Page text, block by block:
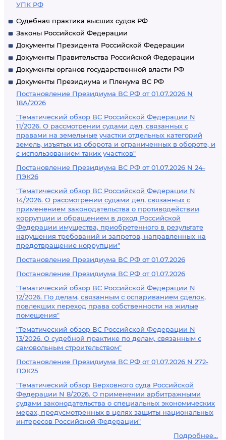
УПК РФ
Судебная практика высших судов РФ
Законы Российской Федерации
Документы Президента Российской Федерации
Документы Правительства Российской Федерации
Документы органов государственной власти РФ
Документы Президиума и Пленума ВС РФ
Постановление Президиума ВС РФ от 01.07.2026 N
18А/2026
"Тематический обзор ВС Российской Федерации N
11/2026. О рассмотрении судами дел, связанных с
правами на земельные участки отдельных категорий
земель, изъятых из оборота и ограниченных в обороте, и
с использованием таких участков"
Постановление Президиума ВС РФ от 01.07.2026 N 24-
ПЭК26
"Тематический обзор ВС Российской Федерации N
14/2026. О рассмотрении судами дел, связанных с
применением законодательства о противодействии
коррупции и обращением в доход Российской
Федерации имущества, приобретенного в результате
нарушения требований и запретов, направленных на
предотвращение коррупции"
Постановление Президиума ВС РФ от 01.07.2026
Постановление Президиума ВС РФ от 01.07.2026
"Тематический обзор ВС Российской Федерации N
12/2026. По делам, связанным с оспариванием сделок,
повлекших переход права собственности на жилые
помещения"
"Тематический обзор ВС Российской Федерации N
13/2026. О судебной практике по делам, связанным с
самовольным строительством"
Постановление Президиума ВС РФ от 01.07.2026 N 272-
ПЭК25
"Тематический обзор Верховного суда Российской
Федерации N 8/2026. О применении арбитражными
судами законодательства о специальных экономических
мерах, предусмотренных в целях защиты национальных
интересов Российской Федерации"
Подробнее...